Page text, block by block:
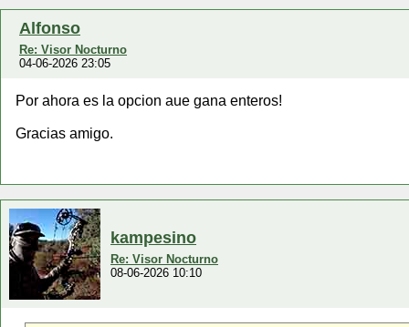
Alfonso
Re: Visor Nocturno
04-06-2026 23:05
Por ahora es la opcion aue gana enteros!
Gracias amigo.
kampesino
Re: Visor Nocturno
08-06-2026 10:10